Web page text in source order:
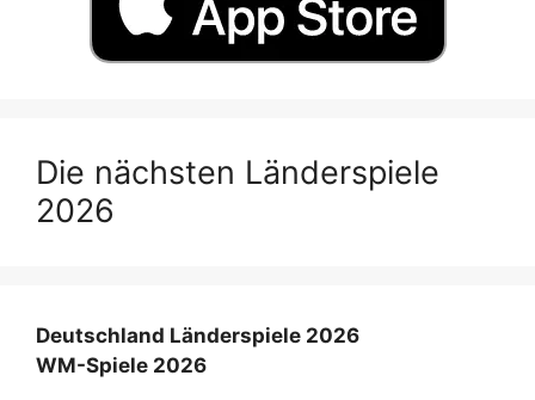
Die nächsten Länderspiele
2026
Deutschland Länderspiele 2026
WM-Spiele 2026